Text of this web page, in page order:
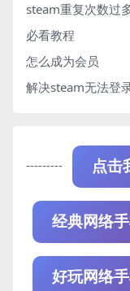
steam重复次数过
必看教程
怎么成为会员
解决steam无法登
--------- 点击
经典网络
好玩网络